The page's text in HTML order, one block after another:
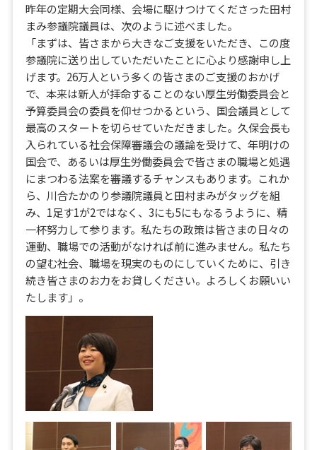
昨年の定期大会同様、会場に駆けつけてくださった田村
まみ参議院議員は、次のように述べました。
「まずは、皆さまから大きなご支援をいただき、この度
参議院に送り出していただいたことに心より感謝申し上
げます。26万人という多くの皆さまのご支援のおかげ
で、本来は新人が拝命することのない厚生労働委員会と
予算委員会の委員を仰せつかるという、国会議員として
最高のスタートを切らせていただきました。久保会長も
入られている社会保障審議会の議論を受けて、年明けの
国会で、あるいは厚生労働委員会で皆さまの職場と処遇
にまつわる法案を審議するチャンスもあります。これか
ら、川合たかのり参議院議員と田村まみがタッグを組
み、1足す1が2ではなく、3にも5にもなるうように、精
一杯努力して参ります。私たちの政策は皆さまの日々の
運動、職場での活動がなければ前に進みません。私たち
の望む社会、職場を現実のものにしていくために、引き
続き皆さまのお力をお貸しください。よろしくお願いい
たします」。